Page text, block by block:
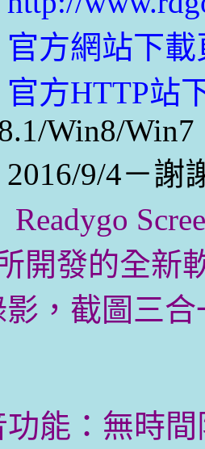
官方網站下載
官方HTTP站
Win8/Win7
9/4－謝
Readygo
開發的全新
，截圖三
能：無時